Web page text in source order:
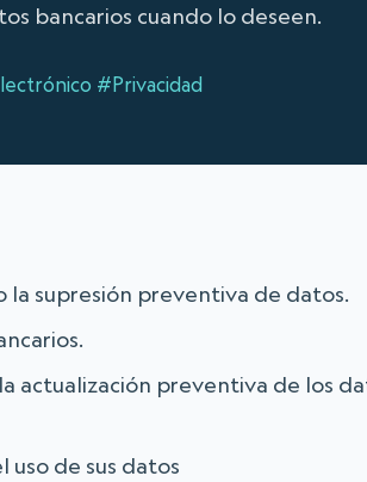
bancarios cuando lo deseen.
#Privacidad
supresión preventiva de datos.
actualización preventiva de los
uso de sus datos